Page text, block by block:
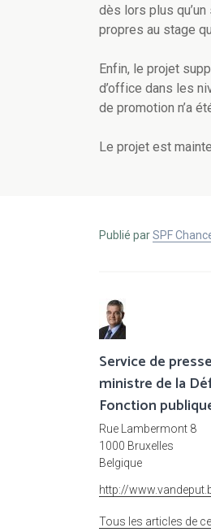
dès lors plus
propres au stage
Enfin, le projet
d’office dans les
de promotion n’a
Le projet est
Publié parSPF
Service de
ministre de la
Fonction
Rue Lambermont 8
1000 Bruxelles
Belgique
http://
Tous les articles de